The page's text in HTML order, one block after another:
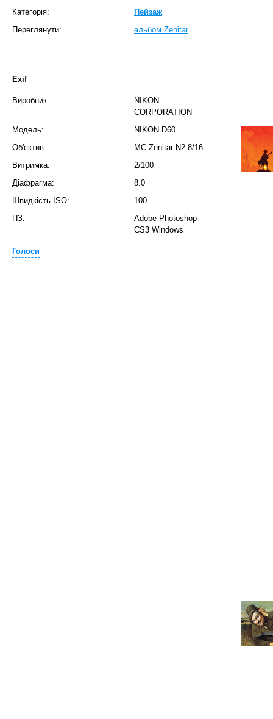
Категорія:
Пейзаж
Переглянути:
альбом Zenitar
Exif
Виробник:
NIKON
CORPORATION
Модель:
NIKON D60
Об'єктив:
MC Zenitar-N2.8/16
Витримка:
2/100
Діафрагма:
8.0
Швидкість ISO:
100
ПЗ:
Adobe Photoshop
CS3 Windows
Голоси